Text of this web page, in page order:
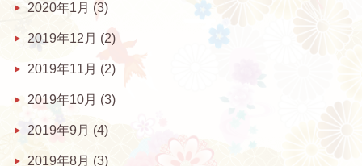
2020年1月 (3)
2019年12月 (2)
2019年11月 (2)
2019年10月 (3)
2019年9月 (4)
2019年8月 (3)